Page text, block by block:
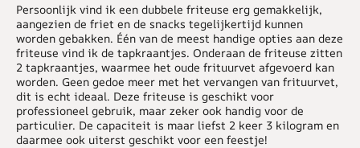
Persoonlijk vind ik een dubbele friteuse erg gemakkelijk,
aangezien de friet en de snacks tegelijkertijd kunnen
worden gebakken. Één van de meest handige opties aan deze
friteuse vind ik de tapkraantjes. Onderaan de friteuse zitten
2 tapkraantjes, waarmee het oude frituurvet afgevoerd kan
worden. Geen gedoe meer met het vervangen van frituurvet,
dit is echt ideaal. Deze friteuse is geschikt voor
professioneel gebruik, maar zeker ook handig voor de
particulier. De capaciteit is maar liefst 2 keer 3 kilogram en
daarmee ook uiterst geschikt voor een feestje!